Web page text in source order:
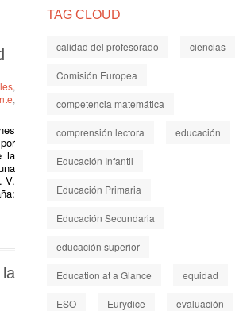
,
,
la
V.
TAG CLOUD
calidad del profesorado ciencias
Comisión Europea
competencia matemática
comprensión lectora educación
Educación Infantil
Educación Primaria
Educación Secundaria
educación superior
Education at a Glance equidad
ESO Eurydice evaluación